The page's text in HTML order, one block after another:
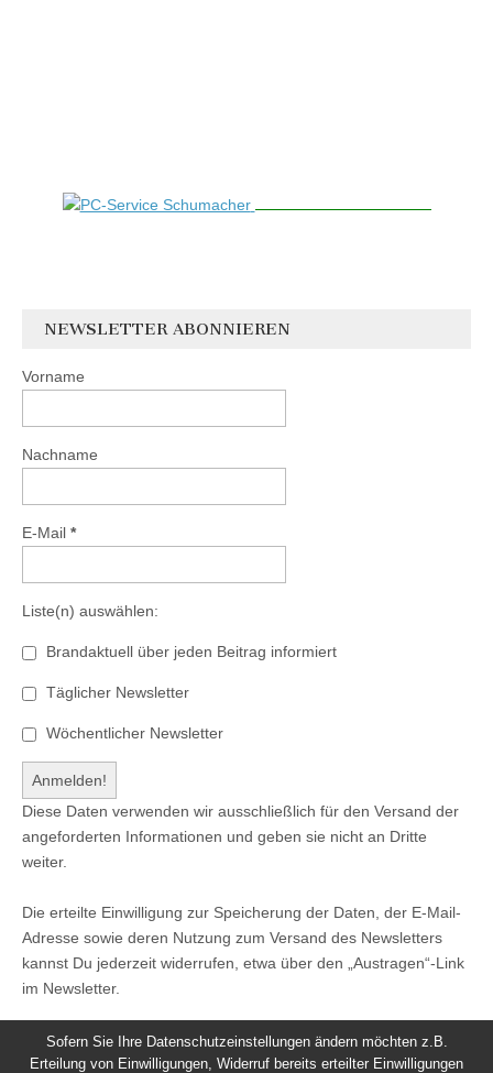
NEWSLETTER ABONNIEREN
Vorname
Nachname
E-Mail *
Liste(n) auswählen:
Brandaktuell über jeden Beitrag informiert
Täglicher Newsletter
Wöchentlicher Newsletter
Diese Daten verwenden wir ausschließlich für den Versand der
angeforderten Informationen und geben sie nicht an Dritte
weiter.
Die erteilte Einwilligung zur Speicherung der Daten, der E-Mail-
Adresse sowie deren Nutzung zum Versand des Newsletters
kannst Du jederzeit widerrufen, etwa über den „Austragen“-Link
im Newsletter.
Sofern Sie Ihre Datenschutzeinstellungen ändern möchten z.B.
Erteilung von Einwilligungen, Widerruf bereits erteilter Einwilligungen